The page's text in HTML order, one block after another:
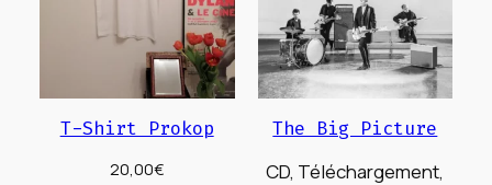
T-Shirt Prokop
20,00€
The Big Picture
CD, Téléchargement,